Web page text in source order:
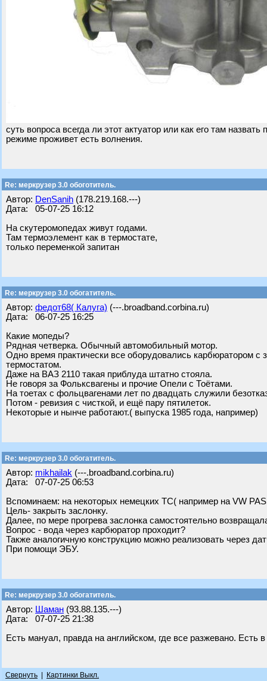
суть вопроса всегда ли этот актуатор или как его там
режиме проживет есть волнения.
Re: меркрузер 3.0 обоготитель.
Автор: DenSanih (178.219.168.---)
Дата: 05-07-25 16:12
На скутеромопедах живут годами.
Там термоэлемент как в термостате,
только переменкой запитан
Re: меркрузер 3.0 обогатитель.
Автор: федот68( Калуга) (---.broadband.corbina.ru)
Дата: 06-07-25 16:25
Какие мопеды?
Рядная четверка. Обычный автомобильный мотор.
Одно время практически все оборудовались карбюратором с
термостатом.
Даже на ВАЗ 2110 такая приблуда штатно стояла.
Не говоря за Фольксвагены и прочие Опели с Тоётами.
На тоетах с фольцвагенами лет по двадцать служили
Потом - ревизия с чисткой, и ещё пару пятилеток.
Некоторые и нынче работают.( выпуска 1985 года, например)
Re: меркрузер 3.0 обогатитель.
Автор: mikhailak (---.broadband.corbina.ru)
Дата: 07-07-25 06:53
Вспоминаем: на некоторых немецких ТС( например на VW
Цель- закрыть заслонку.
Далее, по мере прогрева заслонка самостоятельно
Вопрос - вода через карбюратор проходит?
Также аналогичную конструкцию можно реализовать через
При помощи ЭБУ.
Re: меркрузер 3.0 обогатитель.
Автор: Шаман (93.88.135.---)
Дата: 07-07-25 21:38
Есть мануал, правда на английском, где все разжевано. Есть
Свернуть Картинки Выкл.